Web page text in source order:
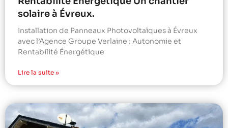
solaire à Évreux.
Installation de Panneaux Photovoltaïques à Évreux
avec l’Agence Groupe Verlaine : Autonomie et
Rentabilité Énergétique
Lire la suite »